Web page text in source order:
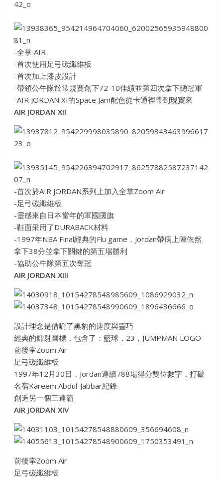
-全掌 AIR
-首次使用足弓碳纖維板
-首次加上漆皮設計
-帶領公牛隊於常規賽創下72-10佳績並第四次拿下總冠軍
-AIR JORDAN XI的Space Jam配色從卡通裡帶到現實來
AIR JORDAN XII
-首次於AIR JORDAN系列上加入全掌Zoom Air
-足弓碳纖維板
-靈感來自日本當年的軍國國旗
-鞋面采用了DURABACK材料
-1997年NBA Final經典的Flu game，Jordan帶病上陣依然
拿下38分並拿下關鍵的第五場勝利
-協助公牛隊第五次奪冠
AIR JORDAN XIII
設計理念是借喻了黑豹的速度與靈巧
經典的鐳射圖標，包含了：籃球，23，JUMPMAN LOGO
前後掌Zoom Air
足弓碳纖維板
1997年12月30日，Jordan連續788場得分雙位數字，打破
名宿Kareem Abdul-Jabbar紀錄
創造另一個三連霸
AIR JORDAN XIV
前後掌Zoom Air
足弓碳纖維板